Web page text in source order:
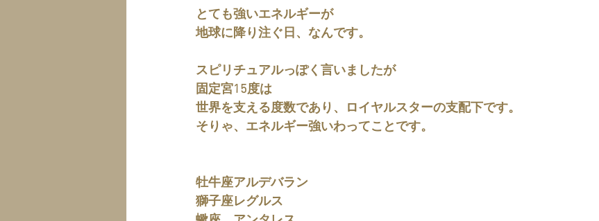
とても強いエネルギーが
地球に降り注ぐ日、なんです。
スピリチュアルっぽく言いましたが
固定宮15度は
世界を支える度数であり、ロイヤルスターの支配下です。
そりゃ、エネルギー強いわってことです。
牡牛座アルデバラン
獅子座レグルス